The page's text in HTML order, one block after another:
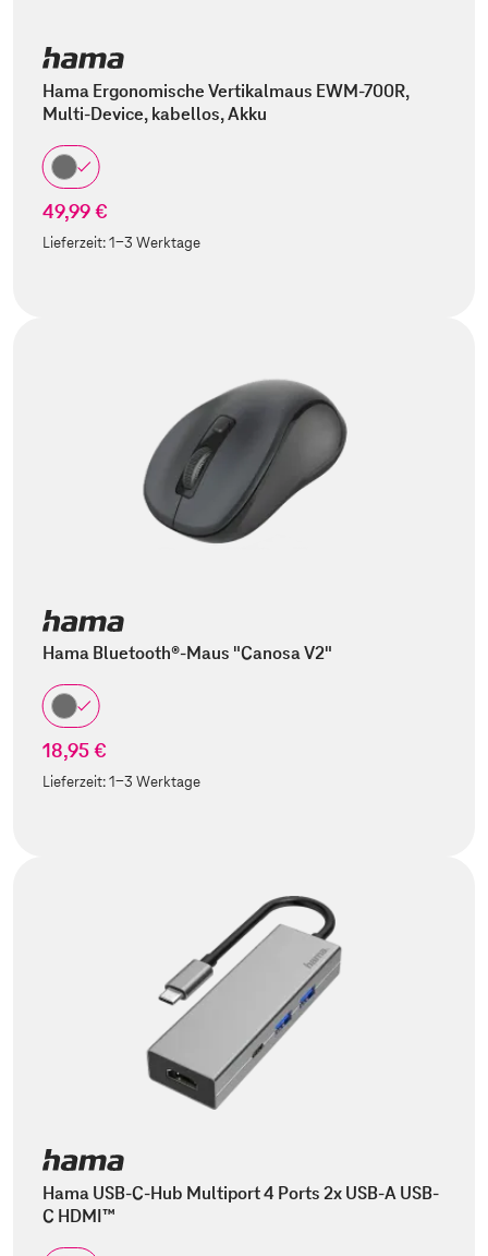
Hama Ergonomische Vertikalmaus EWM-700R,
Multi-Device, kabellos, Akku
49,99 €
Lieferzeit:1-3 Werktage
Hama Bluetooth®-Maus "Canosa V2"
18,95 €
Lieferzeit:1-3 Werktage
Hama USB-C-Hub Multiport 4 Ports 2x USB-A USB-
C HDMI™